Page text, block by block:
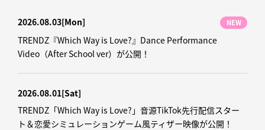
2026.08.03[Mon] NEW
TRENDZ『Which Way is Love?』Dance Performance
Video（After School ver）が公開！
2026.08.01[Sat]
TRENDZ「Which Way is Love?」音源TikTok先行配信スター
ト＆恋愛シミュレーションゲーム風ティザー映像が公開！